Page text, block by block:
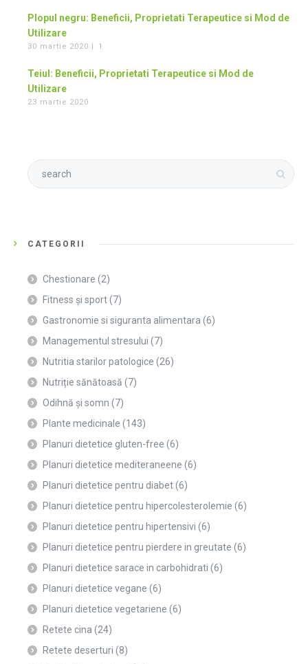
Plopul negru: Beneficii, Proprietati Terapeutice si Mod de
Utilizare
30 martie 2020 | 1
Teiul: Beneficii, Proprietati Terapeutice si Mod de
Utilizare
23 martie 2020
CATEGORII
Chestionare (2)
Fitness și sport(7)
Gastronomie si siguranta alimentara (6)
Managementul stresului (7)
Nutritia starilor patologice (26)
Nutriție sănătoasă (7)
Odihnă și somn (7)
Plante medicinale (143)
Planuri dietetice gluten-free (6)
Planuri dietetice mediteraneene (6)
Planuri dietetice pentru diabet(6)
Planuri dietetice pentru hipercolesterolemie (6)
Planuri dietetice pentru hipertensivi (6)
Planuri dietetice pentru pierdere in greutate (6)
Planuri dietetice sarace in carbohidrati (6)
Planuri dietetice vegane (6)
Planuri dietetice vegetariene (6)
Retete cina (24)
Retete deserturi (8)